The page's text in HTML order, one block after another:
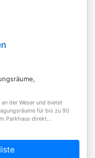
der Weser und bietet
für bis zu 90
Parkhaus direkt...